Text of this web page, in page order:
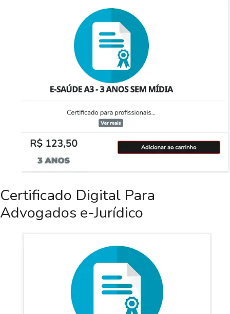
Certificado Digital Para
Advogados e-Jurídico